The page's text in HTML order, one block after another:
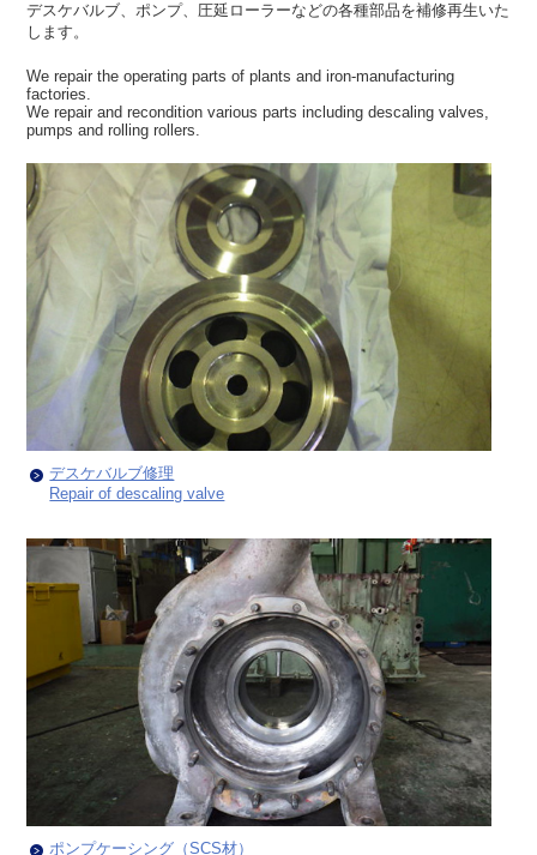
デスケバルブ、ポンプ、圧延ローラーなどの各種部品を補修再生いた
します。
We repair the operating parts of plants and iron-manufacturing
factories.
We repair and recondition various parts including descaling valves,
pumps and rolling rollers.
デスケバルブ修理
Repair of descaling valve
ポンプケーシング（SCS材）